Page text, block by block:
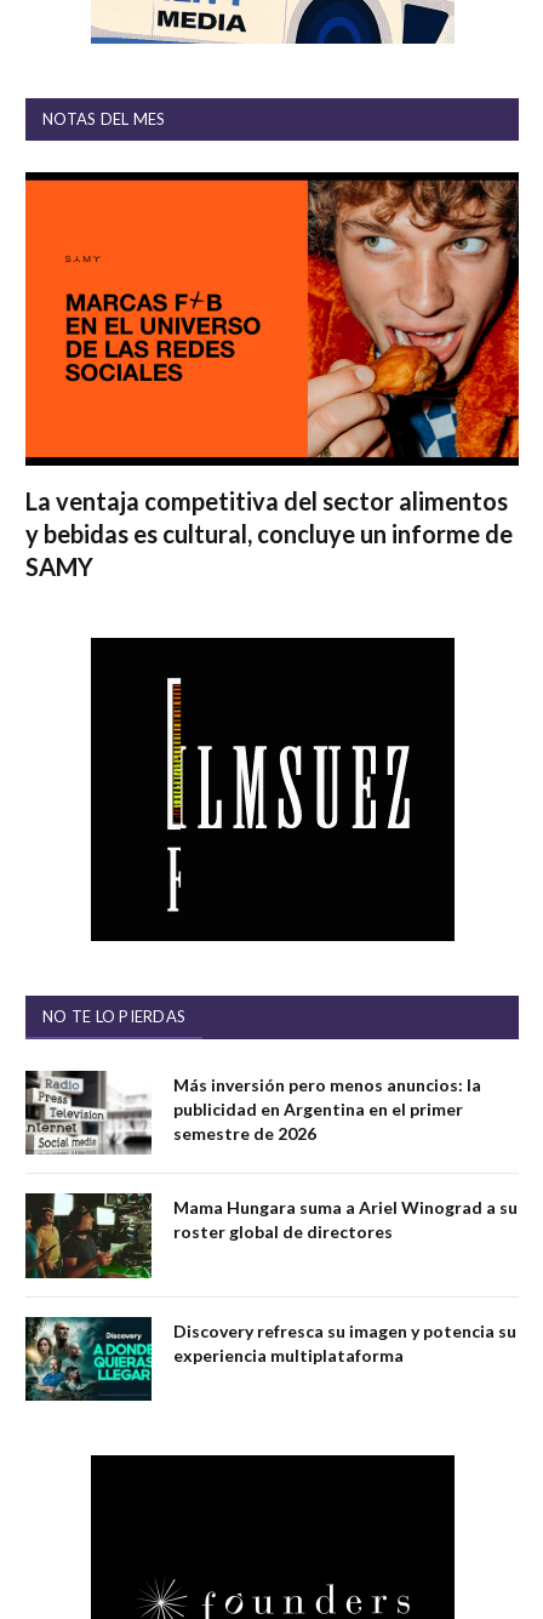
NOTAS DEL MES
La ventaja competitiva del sector alimentos
y bebidas es cultural, concluye un informe de
SAMY
NO TE LO PIERDAS
Más inversión pero menos anuncios: la
publicidad en Argentina en el primer
semestre de 2026
Mama Hungara suma a Ariel Winograd a su
roster global de directores
Discovery refresca su imagen y potencia su
experiencia multiplataforma